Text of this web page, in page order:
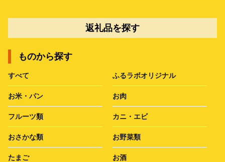
返礼品を探す
ものから探す
すべて ふるラボオリジナル
お米・パン お肉
フルーツ類 カニ・エビ
おさかな類 お野菜類
たまご お酒